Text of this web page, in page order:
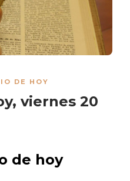
DE HOY
viernes 20
de hoy